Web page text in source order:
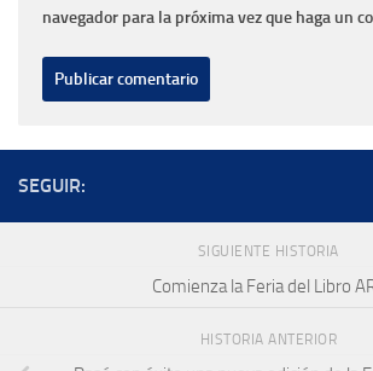
navegador para la próxima vez que haga un
SEGUIR:
SIGUIENTE HISTORIA
Comienza la Feria del Libro
HISTORIA ANTERIOR